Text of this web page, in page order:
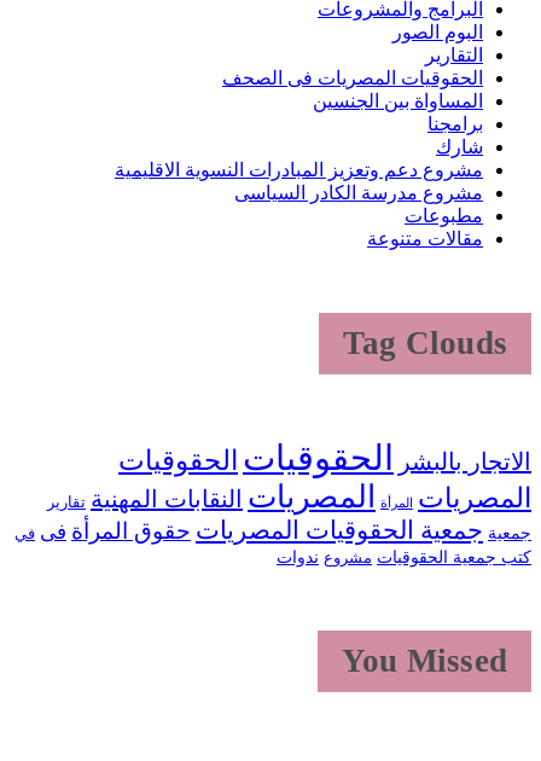
البرامج والمشروعات
البوم الصور
التقارير
الحقوقيات المصريات فى الصحف
المساواة بين الجنسين
برامجنا
شارك
مشروع دعم وتعزيز المبادرات النسوية الاقليمية
مشروع مدرسة الكادر السياسى
مطبوعات
مقالات متنوعة
Tag Clouds
بالبشر الحقوقياتالحقوقيات
المرأة المصرياتالنقابات المهنية تقارير
جمعية الحقوقيات المصرياتحقوق المرأة فى في
جمعية الحقوقيات مشروع ندوات
You Missed